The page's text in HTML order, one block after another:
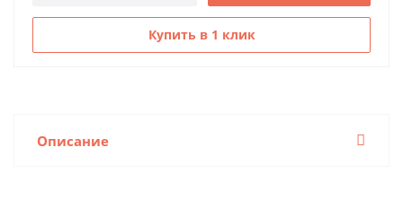
Купить в 1 клик
Описание